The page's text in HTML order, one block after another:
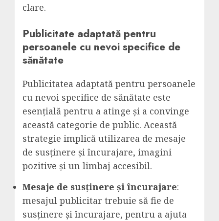
clare.
Publicitate adaptată pentru
persoanele cu nevoi specifice de
sănătate
Publicitatea adaptată pentru persoanele
cu nevoi specifice de sănătate este
esențială pentru a atinge și a convinge
această categorie de public. Această
strategie implică utilizarea de mesaje
de susținere și încurajare, imagini
pozitive și un limbaj accesibil.
Mesaje de susținere și încurajare:
mesajul publicitar trebuie să fie de
susținere și încurajare, pentru a ajuta